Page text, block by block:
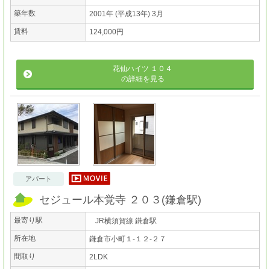
築年数 2001年 (平成13年) 3月
賃料 124,000円
花仙ハイツ １０４
の詳細を見る
アパート
セジュール本覚寺 ２０３ (鎌倉駅)
最寄り駅 JR横須賀線 鎌倉駅
所在地 鎌倉市小町１-１２-２７
間取り 2LDK